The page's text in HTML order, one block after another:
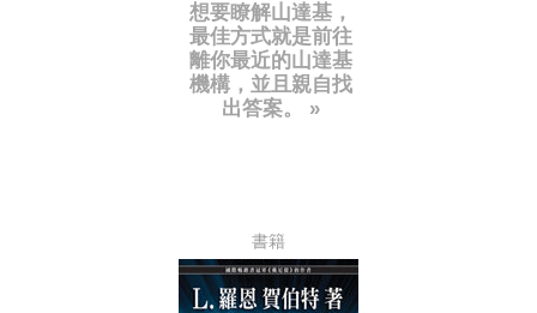
想要瞭解山達基，
最佳方式就是前往
離你最近的山達基
機構，並且親自找
出答案。 »
書籍